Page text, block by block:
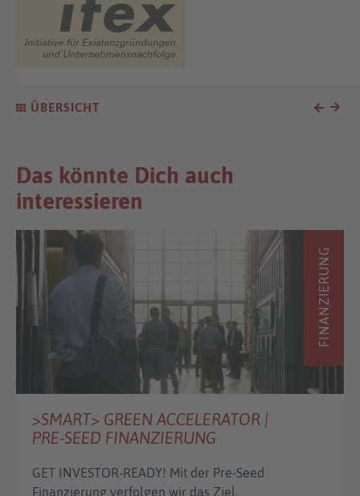
ÜBERSICHT
Das könnte Dich auch
interessieren
FINANZIERUNG
>SMART> GREEN ACCELERATOR |
PRE-SEED FINANZIERUNG
GET INVESTOR-READY! Mit der Pre-Seed
Finanzierung verfolgen wir das Ziel,